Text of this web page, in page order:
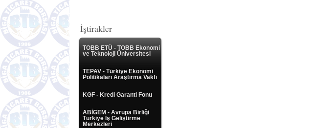
İştirakler
TOBB ETÜ - TOBB Ekonomi
ve Teknoloji Üniversitesi
TEPAV - Türkiye Ekonomi
Politikaları Araştırma Vakfı
KGF - Kredi Garanti Fonu
ABİGEM - Avrupa Birliği
Türkiye İş Geliştirme
Merkezleri